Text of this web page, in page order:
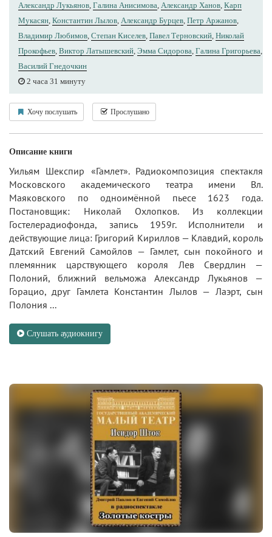
Александр Лукьянов, Галина Анисимова, Александр Ханов, Карп
Мукасян, Константин Лылов, Александр Бурцев, Петр Аржанов,
Владимир Любимов, Степан Киселев, Павел Терновский, Николай
Прокофьев, Виктор Латышевский, Эмма Сидорова, Галина Григорьева,
Василий Гнедочкин
2 часа 31 минуту
Хочу послушать Прослушано
Описание книги
Уильям Шекспир «Гамлет». Радиокомпозиция спектакля
Московского академического театра имени Вл.
Маяковского по одноимённой пьесе 1623 года.
Постановщик: Николай Охлопков. Из коллекции
Гостелерадиофонда, запись 1959г. Исполнители и
действующие лица: Григорий Кириллов — Клавдий, король
Датский Евгений Самойлов — Гамлет, сын покойного и
племянник царствующего короля Лев Свердлин —
Полоний, ближний вельможа Александр Лукьянов —
Горацио, друг Гамлета Константин Лылов — Лаэрт, сын
Полония ...
Слушать аудиокнигу